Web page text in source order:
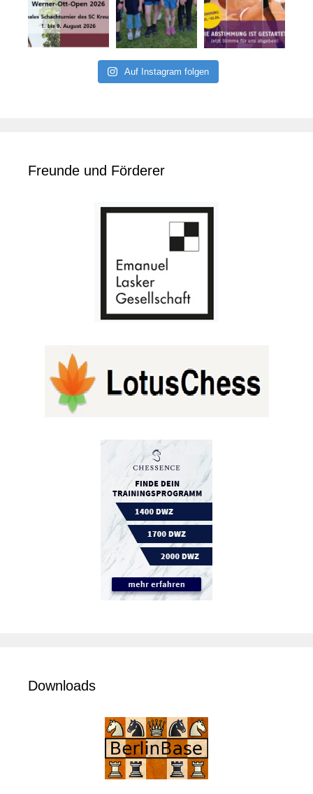
Auf Instagram folgen
Freunde und Förderer
Downloads